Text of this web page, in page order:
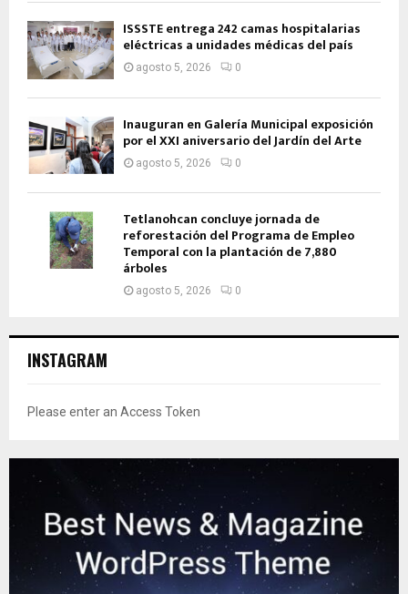
ISSSTE entrega 242 camas hospitalarias
eléctricas a unidades médicas del país
agosto 5, 2026 0
Inauguran en Galería Municipal exposición
por el XXI aniversario del Jardín del Arte
agosto 5, 2026 0
Tetlanohcan concluye jornada de
reforestación del Programa de Empleo
Temporal con la plantación de 7,880
árboles
agosto 5, 2026 0
INSTAGRAM
Please enter an Access Token